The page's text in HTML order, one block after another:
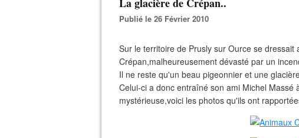
Publié le 26 Février 2010
Sur le territoire de Prusly sur Ource se dressait
Crépan,malheureusement dévasté par un
Il ne reste qu'un beau pigeonnier et une
Celui-ci a donc entraîné son ami Michel Massé
mystérieuse,voici les photos qu'ils ont